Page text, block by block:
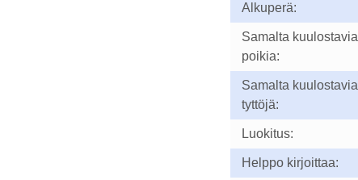
Alkuperä:
Samalta kuulostavia
poikia:
Samalta kuulostavia
tyttöjä:
Luokitus:
Helppo kirjoittaa: